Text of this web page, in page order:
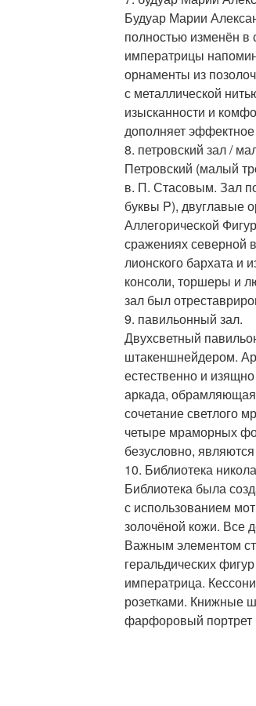
Будуар Марии
полностью изменён в
императрицы
орнаменты из
с металлической
изысканности и
дополняет
8. петровский зал /
Петровский (малый
в. П. Стасовым. Зал
буквы P), двуглавые
Аллегорической
сражениях северной
лионского бархата и
консоли, торшеры и
зал был
9. павильонный зал.
Двухсветный
штакеншнейдером.
естественно и
аркада,
сочетание светлого
четыре мраморных
безусловно,
10. Библиотека
Библиотека была
с использованием
золочёной кожи. Все
Важным элементом
геральдических
императрица.
розетками. Книжные
фарфоровый портрет